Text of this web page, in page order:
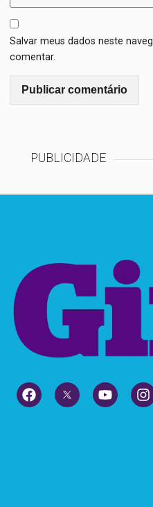
Salvar meus dados neste
comentar.
PUBLICIDADE